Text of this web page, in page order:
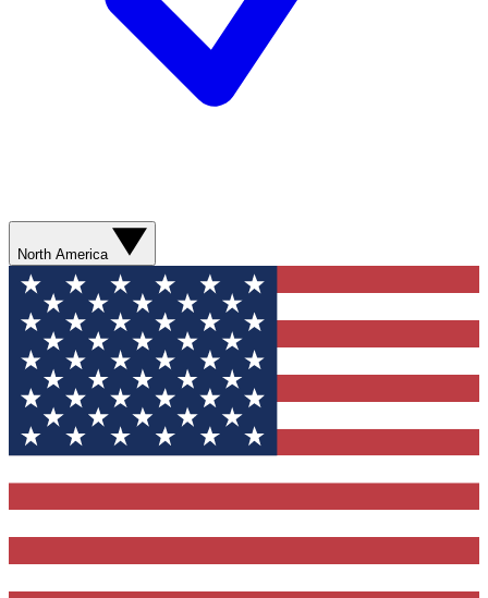
North America